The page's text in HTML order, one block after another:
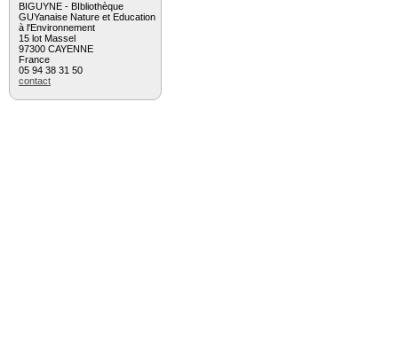
BIGUYNE - BIbliothèque
GUYanaise Nature et Education
à l'Environnement
15 lot Massel
97300 CAYENNE
France
05 94 38 31 50
contact